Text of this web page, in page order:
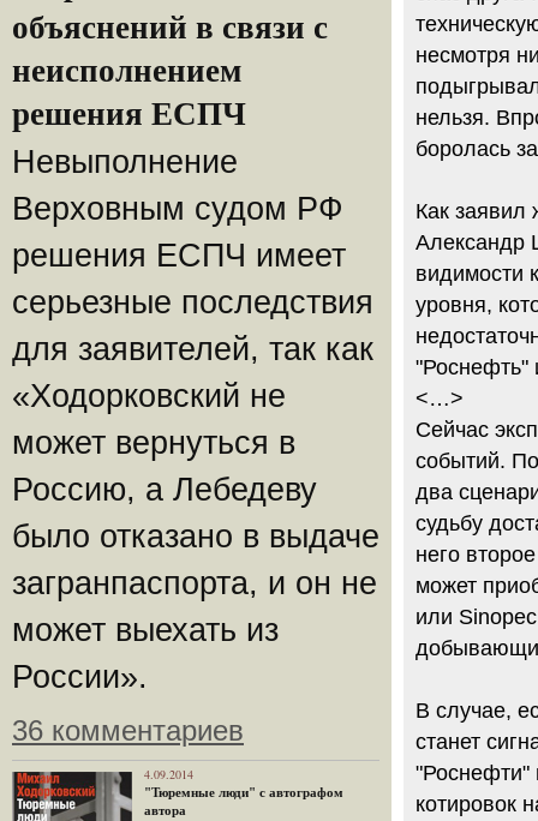
объяснений в связи с
неисполнением
решения ЕСПЧ
Невыполнение
Верховным судом РФ
решения ЕСПЧ имеет
серьезные последствия
для заявителей, так как
«Ходорковский не
может вернуться в
Россию, а Лебедеву
было отказано в выдаче
загранпаспорта, и он не
может выехать из
России».
36 комментариев
4.09.2014
"Тюремные люди" с автографом
автора
несмотря
нельзя.
боролась
Как заявил
Александр
видимости
уровня,
"Роснефть"
<…>
Сейчас
событий.
два
судьбу
него
может
или
В случае,
станет
"Роснефти"
котировок